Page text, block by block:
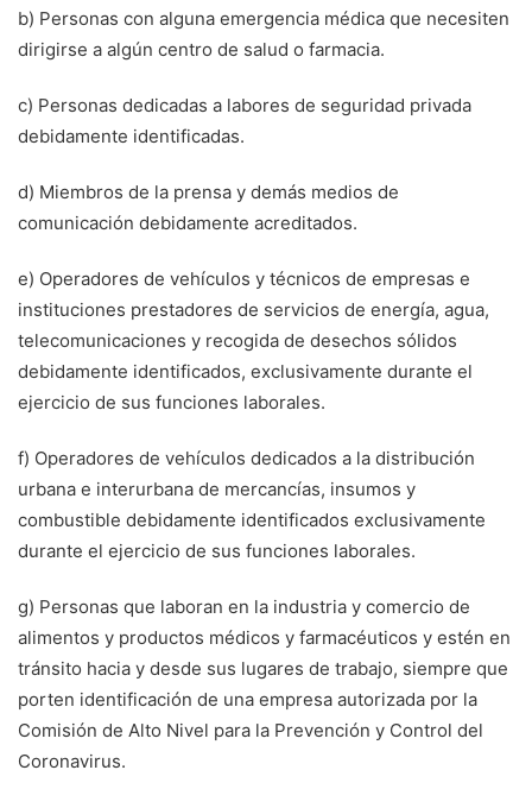
b) Personas con alguna emergencia médica que necesiten
dirigirse a algún centro de salud o farmacia.
c) Personas dedicadas a labores de seguridad privada
debidamente identificadas.
d) Miembros de la prensa y demás medios de
comunicación debidamente acreditados.
e) Operadores de vehículos y técnicos de empresas e
instituciones prestadores de servicios de energía, agua,
telecomunicaciones y recogida de desechos sólidos
debidamente identificados, exclusivamente durante el
ejercicio de sus funciones laborales.
f) Operadores de vehículos dedicados a la distribución
urbana e interurbana de mercancías, insumos y
combustible debidamente identificados exclusivamente
durante el ejercicio de sus funciones laborales.
g) Personas que laboran en la industria y comercio de
alimentos y productos médicos y farmacéuticos y estén en
tránsito hacia y desde sus lugares de trabajo, siempre que
porten identificación de una empresa autorizada por la
Comisión de Alto Nivel para la Prevención y Control del
Coronavirus.